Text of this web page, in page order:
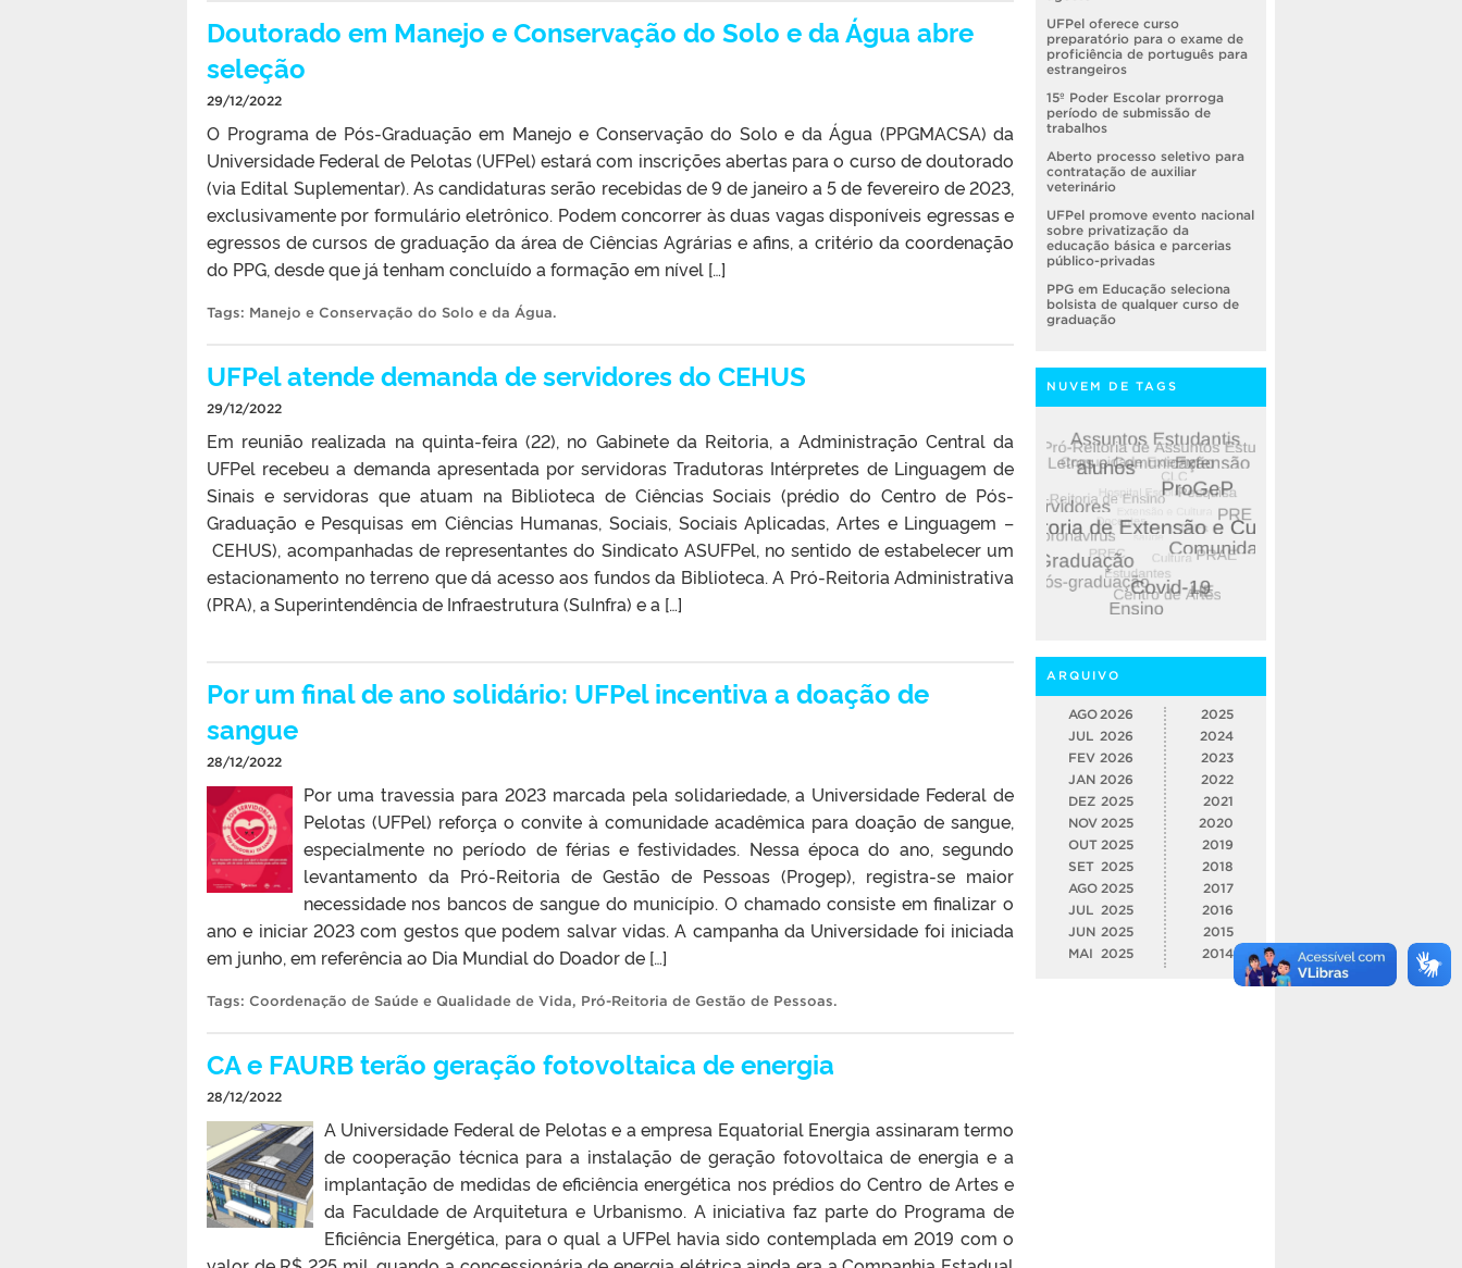
Doutorado em Manejo e Conservação do Solo e da Água abre
seleção
29/12/2022
O Programa de Pós-Graduação em Manejo e Conservação do Solo e da Água (PPGMACSA) da
Universidade Federal de Pelotas (UFPel) estará com inscrições abertas para o curso de doutorado
(via Edital Suplementar). As candidaturas serão recebidas de 9 de janeiro a 5 de fevereiro de 2023,
exclusivamente por formulário eletrônico. Podem concorrer às duas vagas disponíveis egressas e
egressos de cursos de graduação da área de Ciências Agrárias e afins, a critério da coordenação
do PPG, desde que já tenham concluído a formação em nível […]
Tags: Manejo e Conservação do Solo e da Água.
UFPel atende demanda de servidores do CEHUS
29/12/2022
Em reunião realizada na quinta-feira (22), no Gabinete da Reitoria, a Administração Central da
UFPel recebeu a demanda apresentada por servidoras Tradutoras Intérpretes de Linguagem de
Sinais e servidoras que atuam na Biblioteca de Ciências Sociais (prédio do Centro de Pós-
Graduação e Pesquisas em Ciências Humanas, Sociais, Sociais Aplicadas, Artes e Linguagem –
CEHUS), acompanhadas de representantes do Sindicato ASUFPel, no sentido de estabelecer um
estacionamento no terreno que dá acesso aos fundos da Biblioteca. A Pró-Reitoria Administrativa
(PRA), a Superintendência de Infraestrutura (SuInfra) e a […]
Por um final de ano solidário: UFPel incentiva a doação de
sangue
28/12/2022
Por uma travessia para 2023 marcada pela solidariedade, a Universidade Federal de
Pelotas (UFPel) reforça o convite à comunidade acadêmica para doação de sangue,
especialmente no período de férias e festividades. Nessa época do ano, segundo
levantamento da Pró-Reitoria de Gestão de Pessoas (Progep), registra-se maior
necessidade nos bancos de sangue do município. O chamado consiste em finalizar o
ano e iniciar 2023 com gestos que podem salvar vidas. A campanha da Universidade foi iniciada
em junho, em referência ao Dia Mundial do Doador de […]
Tags: Coordenação de Saúde e Qualidade de Vida, Pró-Reitoria de Gestão de Pessoas.
CA e FAURB terão geração fotovoltaica de energia
28/12/2022
A Universidade Federal de Pelotas e a empresa Equatorial Energia assinaram termo
de cooperação técnica para a instalação de geração fotovoltaica de energia e a
implantação de medidas de eficiência energética nos prédios do Centro de Artes e
da Faculdade de Arquitetura e Urbanismo. A iniciativa faz parte do Programa de
Eficiência Energética, para o qual a UFPel havia sido contemplada em 2019 com o
UFPel oferece curso
preparatório para o exame de
proficiência de português para
estrangeiros
15º Poder Escolar prorroga
período de submissão de
trabalhos
Aberto processo seletivo para
contratação de auxiliar
veterinário
UFPel promove evento nacional
sobre privatização da
educação básica e parcerias
público-privadas
PPG em Educação seleciona
bolsista de qualquer curso de
graduação
NUVEM DE TAGS
ARQUIVO
AGO 2026
JUL 2026
FEV 2026
JAN 2026
DEZ 2025
NOV 2025
OUT 2025
SET 2025
AGO 2025
JUL
2025
JUN 2025
MAI
2025
2025
2024
2023
2022
2021
2020
2019
2018
2017
2016
2015
2014